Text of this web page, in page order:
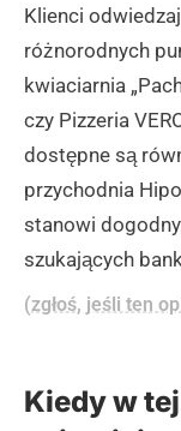
Klienci
różnorodnych
kwiaciarnia
czy Pizzeria
dostępne są
przychodnia
stanowi
szukających
(zgłoś, jeśli ten
Kiedy w